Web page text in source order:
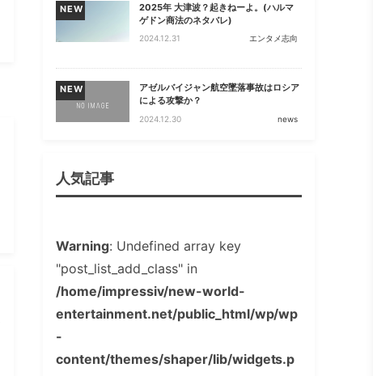
NEW
2025年 大津波？起きねーよ。(ハルマ
ゲドン商法のネタバレ)
2024.12.31 エンタメ志向
NEW
アゼルバイジャン航空墜落事故はロシア
による攻撃か？
2024.12.30 news
人気記事
Warning: Undefined array key
"post_list_add_class" in
/home/impressiv/new-world-
entertainment.net/public_html/wp/wp
-
content/themes/shaper/lib/widgets.p